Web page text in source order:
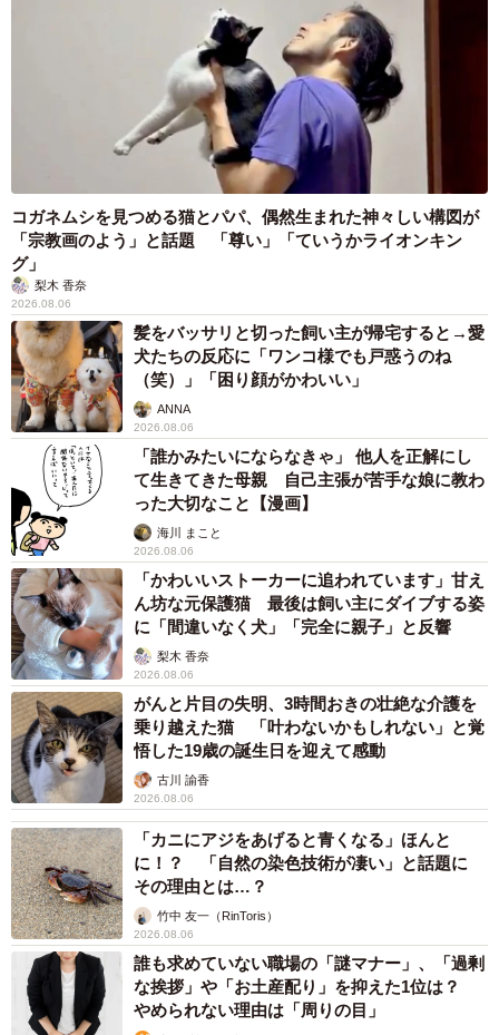
される潜水士の方はたくさんいらっしゃいます。防波堤の
土台工事の港湾整備や沈んでしまった船のサルベージ、生
態調査など人が海の中にもぐり、作業しなければ成り立た
ないこともたくさんあります。
日本の海を支えている潜水士について認知していただき、
潜水士に興味を持っていただける方が少しでも増えればと
てもうれしいです」
4/4
洞窟感のある展示風景（提供：もぐらんぴあ水族館）
ーーもぐらんぴあ水族館での、ほかのおすすめは？
「アクセスが悪い地方の小さい水族館ですが、洞窟に迷い
込んだような独特の世界観と地域性いっぱいの水族館で
す。アシカやイルカなどはいませんが、ヒトとサカナで盛
り上げる土日限定のもぐり実演をぜひ見にいらしてくださ
い」
1.4万いいねを獲得したこの投稿。南部もぐりの魅力が広が
るきっかけになるといいですね。「南部もぐり」と「北限
の海女」ともに、実演開始時間の11時30分（南部潜り）、
13時30分（北限の海女）にあわせて来館すれば、入館料の
みで見ることができます。営業は10時〜16時まで、お休み
コガネムシを見つめる猫とパパ、偶然生まれた神々しい構図が
「宗教画のよう」と話題 「尊い」「ていうかライオンキン
グ」
梨木 香奈
2026.08.06
髪をバッサリと切った飼い主が帰宅すると→愛
犬たちの反応に「ワンコ様でも戸惑うのね
（笑）」「困り顔がかわいい」
ANNA
2026.08.06
「誰かみたいにならなきゃ」 他人を正解にし
て生きてきた母親 自己主張が苦手な娘に教わ
った大切なこと【漫画】
海川 まこと
2026.08.06
「かわいいストーカーに追われています」甘え
ん坊な元保護猫 最後は飼い主にダイブする姿
に「間違いなく犬」「完全に親子」と反響
梨木 香奈
2026.08.06
がんと片目の失明、3時間おきの壮絶な介護を
乗り越えた猫 「叶わないかもしれない」と覚
悟した19歳の誕生日を迎えて感動
古川 諭香
2026.08.06
「カニにアジをあげると青くなる」ほんと
に！？ 「自然の染色技術が凄い」と話題に
その理由とは…？
竹中 友一（RinToris）
2026.08.06
誰も求めていない職場の「謎マナー」、「過剰
な挨拶」や「お土産配り」を抑えた1位は？
やめられない理由は「周りの目」